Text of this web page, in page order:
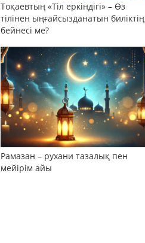
Тоқаевтың «Тіл еркіндігі» – Өз
тілінен ыңғайсызданатын биліктің
бейнесі ме?
Рамазан – рухани тазалық пен
мейірім айы